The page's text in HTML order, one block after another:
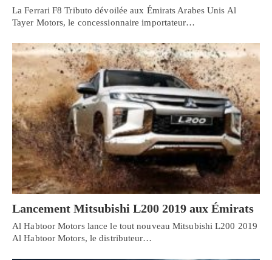
La Ferrari F8 Tributo dévoilée aux Émirats Arabes Unis Al
Tayer Motors, le concessionnaire importateur…
Lancement Mitsubishi L200 2019 aux Émirats
Al Habtoor Motors lance le tout nouveau Mitsubishi L200 2019
Al Habtoor Motors, le distributeur…